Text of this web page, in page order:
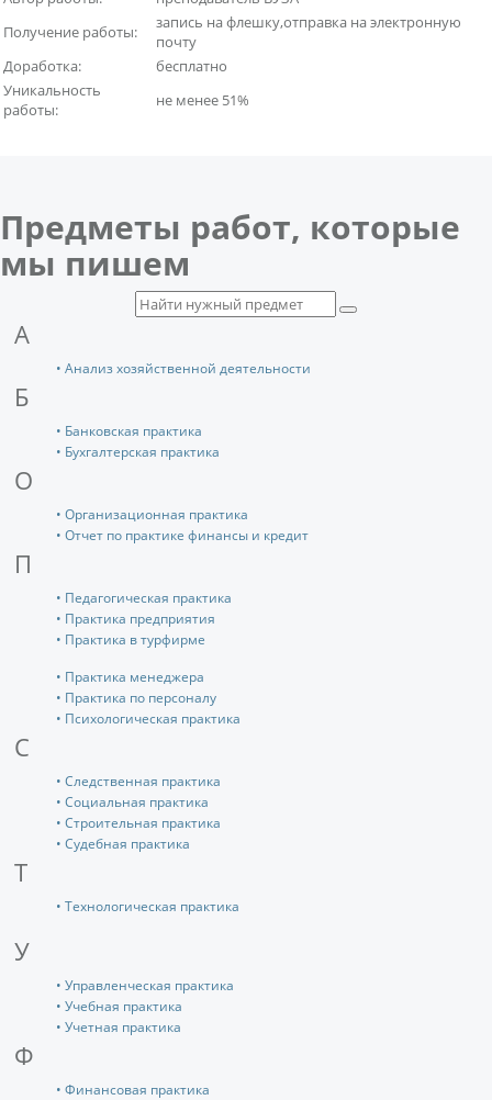
Получение работы:
запись на флешку,отправка на электронную
почту
Доработка:
бесплатно
Уникальность
работы:
не менее 51%
Предметы работ, которые
мы пишем
А
• Анализ хозяйственной деятельности
Б
• Банковская практика
• Бухгалтерская практика
О
• Организационная практика
• Отчет по практике финансы и кредит
П
• Педагогическая практика
• Практика предприятия
• Практика в турфирме
• Практика менеджера
• Практика по персоналу
• Психологическая практика
С
• Следственная практика
• Социальная практика
• Строительная практика
• Судебная практика
Т
• Технологическая практика
У
• Управленческая практика
• Учебная практика
• Учетная практика
Ф
• Финансовая практика